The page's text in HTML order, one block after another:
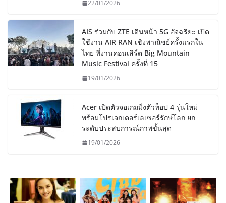
22/01/2026
AIS ร่วมกับ ZTE เดินหน้า 5G อัจฉริยะ เปิด
ใช้งาน AIR RAN เชิงพาณิชย์ครั้งแรกใน
ไทย ที่งานคอนเสิร์ต Big Mountain
Music Festival ครั้งที่ 15
19/01/2026
Acer เปิดตัวจอเกมมิ่งตัวท็อป 4 รุ่นใหม่
พร้อมโปรเจกเตอร์เลเซอร์รักษ์โลก ยก
ระดับประสบการณ์ภาพขั้นสุด
19/01/2026